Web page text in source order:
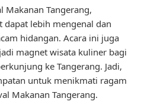
Makanan Tangerang,
dapat lebih mengenal dan
hidangan. Acara ini juga
magnet wisata kuliner bagi
ke Tangerang. Jadi,
untuk menikmati ragam
Makanan Tangerang.